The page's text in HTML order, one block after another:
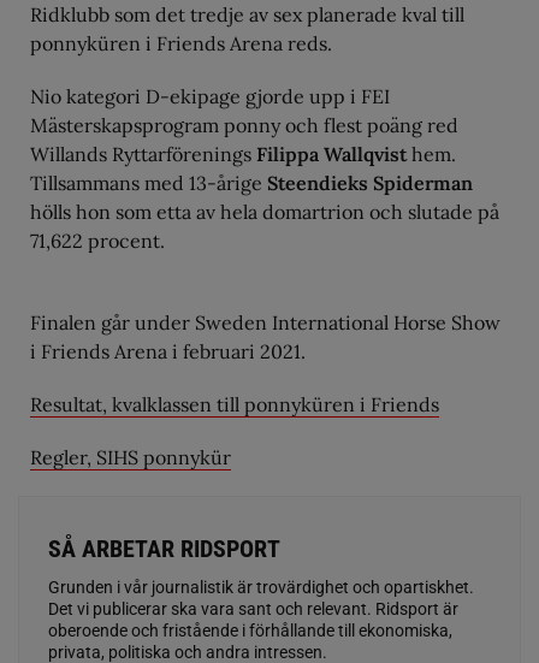
Ridklubb som det tredje av sex planerade kval till
ponnyküren i Friends Arena reds.
Nio kategori D-ekipage gjorde upp i FEI
Mästerskapsprogram ponny och flest poäng red
Willands Ryttarförenings Filippa Wallqvisthem.
Tillsammans med 13-årige Steendieks Spiderman
hölls hon som etta av hela domartrion och slutade på
71,622 procent.
Finalen går under Sweden International Horse Show
i Friends Arena i februari 2021.
Resultat, kvalklassen till ponnyküren i Friends
Regler, SIHS ponnykür
SÅ ARBETAR RIDSPORT
Grunden i vår journalistik är trovärdighet och opartiskhet.
Det vi publicerar ska vara sant och relevant. Ridsport är
oberoende och fristående i förhållande till ekonomiska,
privata, politiska och andra intressen.